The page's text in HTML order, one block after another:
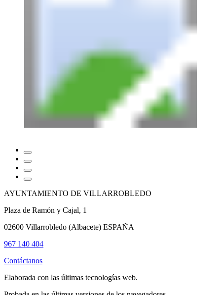
+
−
AYUNTAMIENTO DE VILLARROBLEDO
Plaza de Ramón y Cajal, 1
02600 Villarrobledo (Albacete) ESPAÑA
967 140 404
Contáctanos
Elaborada con las últimas tecnologías web.